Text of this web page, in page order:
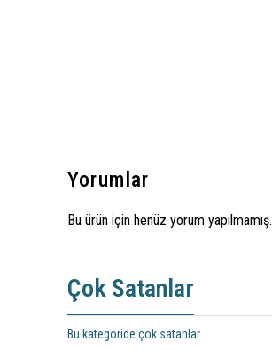
Yorumlar
Bu ürün için henüz yorum yapılmamış.
Çok Satanlar
Bu kategoride çok satanlar